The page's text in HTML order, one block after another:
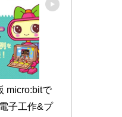
micro:bitで
子工作&プ